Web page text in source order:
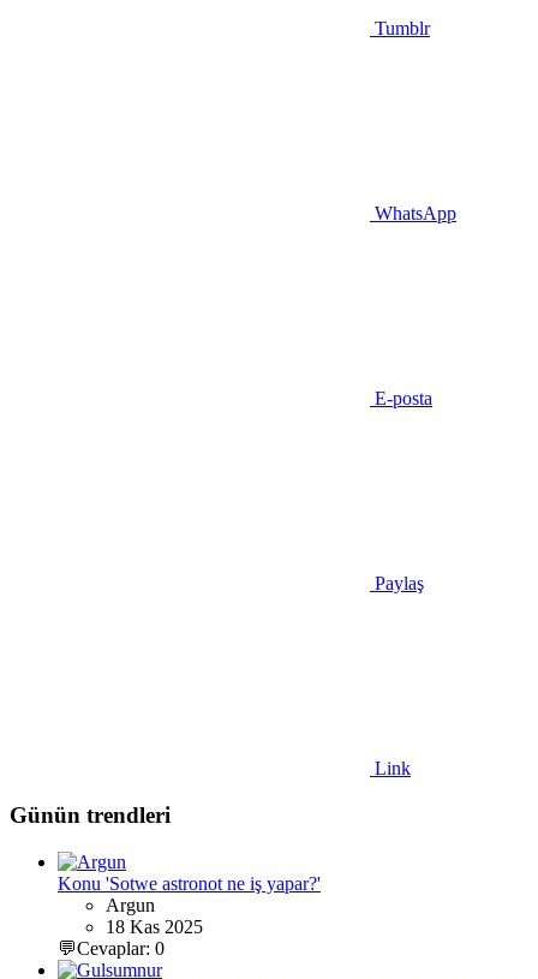
Tumblr
WhatsApp
E-posta
Paylaş
Link
Günün trendleri
Konu 'Sotwe astronot ne iş yapar?'
Argun
18 Kas 2025
💬Cevaplar: 0